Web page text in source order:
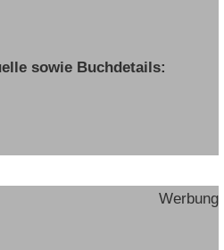
sowie Buchdetails:
Werbung